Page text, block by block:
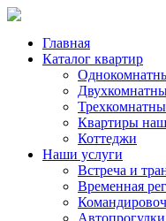
Главная
Каталог квартир
Квартиры
Коттеджи
Наши услуги
Встреча и
Временная